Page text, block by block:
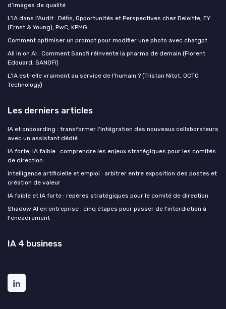
d’images de qualité
L'IA dans l'Audit : Défis, Opportunités et Perspectives chez Deloitte, EY
(Ernst & Young), PwC, KPMG
Comment optimiser un prompt pour modifier une photo avec chatgpt
All in on AI : Comment Sanofi réinvente la pharma de demain (Florent
Edouard, SANOFI)
L'IA est-elle vraiment au service de l'humain ? (Tristan Nitot, OCTO
Technology)
Les derniers articles
IA et onboarding : transformer l'intégration des nouveaux collaborateurs
avec un assistant dédié
IA forte, IA faible : comprendre les enjeux stratégiques pour les comités
de direction
Intelligence artificielle et emploi : arbitrer entre exposition des postes et
création de valeur
IA faible et IA forte : repères stratégiques pour le comité de direction
Shadow AI en entreprise : cinq étapes pour passer de l'interdiction à
l'encadrement
IA 4 business